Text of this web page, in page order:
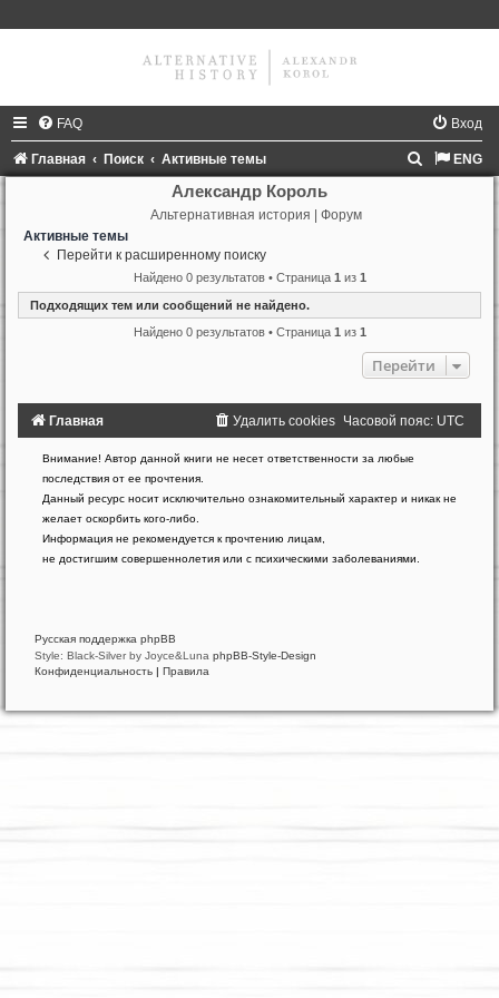
FAQ Вход
Главная Поиск Активные темы ENG
Александр Король
Альтернативная история | Форум
Активные темы
Перейти к расширенному поиску
Найдено 0 результатов • Страница 1 из 1
Подходящих тем или сообщений не найдено.
Найдено 0 результатов • Страница 1 из 1
Перейти
Главная Часовой пояс: UTC
Удалить cookies
Внимание! Автор данной книги не несет ответственности за любые
последствия от ее прочтения.
Данный ресурс носит исключительно ознакомительный характер и никак не
желает оскорбить кого-либо.
Информация не рекомендуется к прочтению лицам,
не достигшим совершеннолетия или с психическими заболеваниями.
Создано
на
основе
phpBB®
Forum
Software
Русская поддержка phpBB
Style: Black-Silver by Joyce&Luna phpBB-Style-Design
Конфиденциальность | Правила